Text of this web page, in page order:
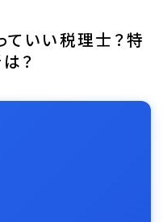
いい税理士？特
？